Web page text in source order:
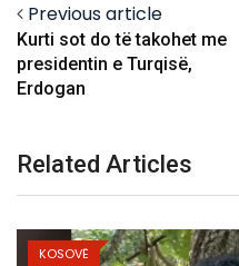
Previous article
Kurti sot do të takohet me
presidentin e Turqisë,
Erdogan
Related Articles